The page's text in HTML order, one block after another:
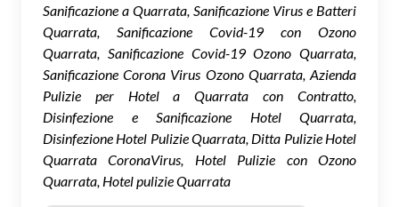
Sanificazione a Quarrata, Sanificazione Virus e Batteri
Quarrata, Sanificazione Covid-19 con Ozono
Quarrata, Sanificazione Covid-19 Ozono Quarrata,
Sanificazione Corona Virus Ozono Quarrata, Azienda
Pulizie per Hotel a Quarrata con Contratto,
Disinfezione e Sanificazione Hotel Quarrata,
Disinfezione Hotel Pulizie Quarrata, Ditta Pulizie Hotel
Quarrata CoronaVirus, Hotel Pulizie con Ozono
Quarrata, Hotel pulizie Quarrata